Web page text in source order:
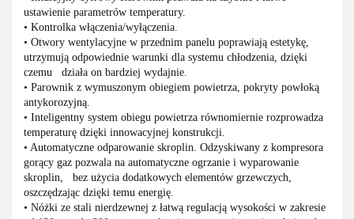
ustawienie parametrów temperatury.
• Kontrolka włączenia/wyłączenia.
• Otwory wentylacyjne w przednim panelu poprawiają estetykę,
utrzymują odpowiednie warunki dla systemu chłodzenia, dzięki
czemu działa on bardziej wydajnie.
• Parownik z wymuszonym obiegiem powietrza, pokryty powłoką
antykorozyjną.
• Inteligentny system obiegu powietrza równomiernie rozprowadza
temperaturę dzięki innowacyjnej konstrukcji.
• Automatyczne odparowanie skroplin. Odzyskiwany z kompresora
gorący gaz pozwala na automatyczne ogrzanie i wyparowanie
skroplin, bez użycia dodatkowych elementów grzewczych,
oszczędzając dzięki temu energię.
• Nóżki ze stali nierdzewnej z łatwą regulacją wysokości w zakresie